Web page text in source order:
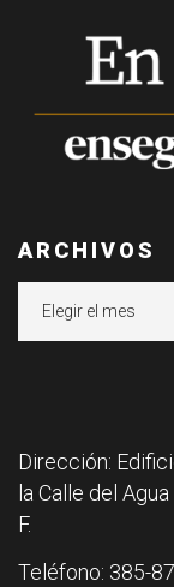
ARCHIVOS
Dirección:
la Calle del
F.
Teléfono: 385-